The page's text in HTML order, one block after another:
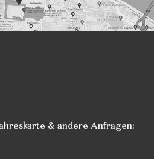
& andere Anfragen: